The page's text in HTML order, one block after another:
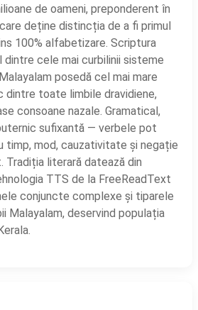
de oameni, preponderent în
deține distincția de a fi primul
100% alfabetizare. Scriptura
dintre cele mai curbilinii sisteme
posedă cel mai mare
dintre toate limbile dravidiene,
consoane nazale. Gramatical,
sufixantă — verbele pot
timp, mod, cauzativitate și negație
Tradiția literară datează din
TTS de la FreeReadText
conjuncte complexe și tiparele
Malayalam, deservind populația